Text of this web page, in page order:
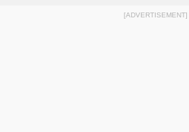
[ADVERTISEMENT]